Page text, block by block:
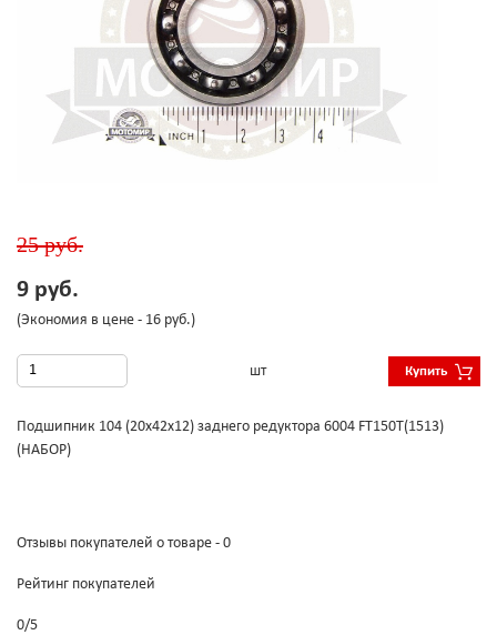
25 руб.
9 руб.
(Экономия в цене - 16 руб.)
шт Купить
Подшипник 104 (20x42x12) заднего редуктора 6004 FT150T(1513)
(НАБОР)
Отзывы покупателей о товаре - 0
Рейтинг покупателей
0/5